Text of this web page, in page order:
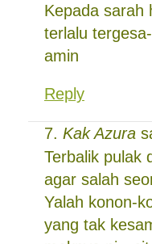
Kepada sarah
terlalu
amin
Reply
Kak Azura
Terbalik pulak
agar salah
Yalah konon-
yang tak